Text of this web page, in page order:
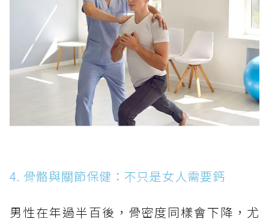
4. 骨骼與關節保健：不只是女人需要鈣
男性在年過半百後，骨密度同樣會下降，尤